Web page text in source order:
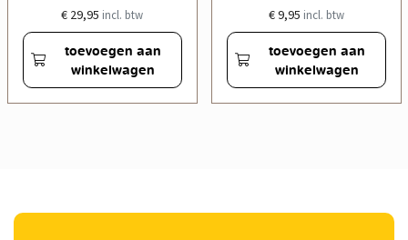
€ 29,95 incl. btw
toevoegen aan
winkelwagen
€ 9,95 incl. btw
toevoegen aan
winkelwagen